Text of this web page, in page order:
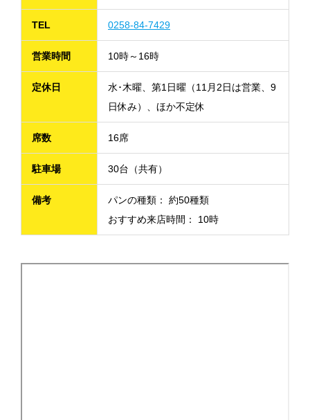
TEL 0258-84-7429
営業時間 10時～16時
定休日
水･木曜、第1日曜（11月2日は営業、9
日休み）、ほか不定休
席数 16席
駐車場 30台（共有）
備考
パンの種類： 約50種類
おすすめ来店時間： 10時